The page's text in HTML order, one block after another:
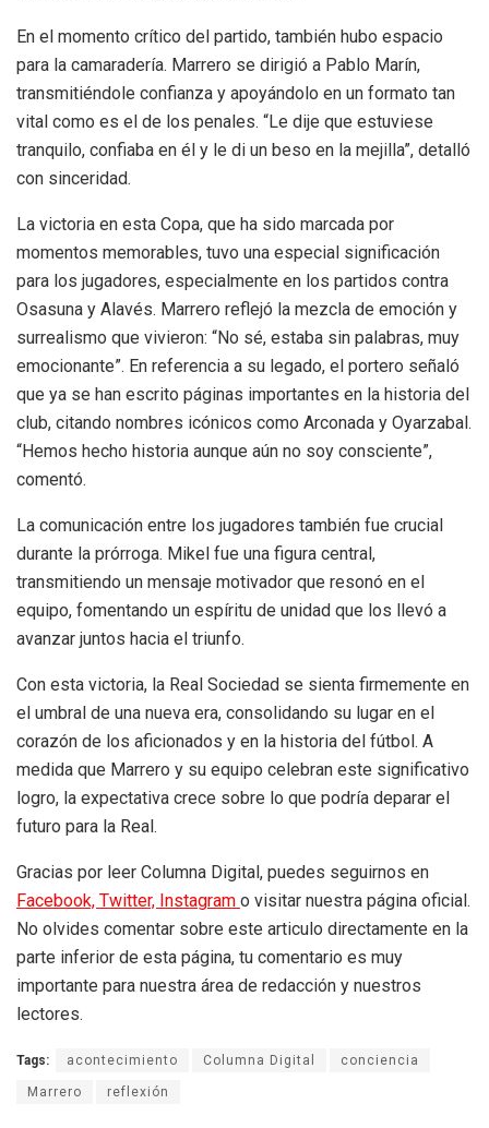
En el momento crítico del partido, también hubo espacio
para la camaradería. Marrero se dirigió a Pablo Marín,
transmitiéndole confianza y apoyándolo en un formato tan
vital como es el de los penales. “Le dije que estuviese
tranquilo, confiaba en él y le di un beso en la mejilla”, detalló
con sinceridad.
La victoria en esta Copa, que ha sido marcada por
momentos memorables, tuvo una especial significación
para los jugadores, especialmente en los partidos contra
Osasuna y Alavés. Marrero reflejó la mezcla de emoción y
surrealismo que vivieron: “No sé, estaba sin palabras, muy
emocionante”. En referencia a su legado, el portero señaló
que ya se han escrito páginas importantes en la historia del
club, citando nombres icónicos como Arconada y Oyarzabal.
“Hemos hecho historia aunque aún no soy consciente”,
comentó.
La comunicación entre los jugadores también fue crucial
durante la prórroga. Mikel fue una figura central,
transmitiendo un mensaje motivador que resonó en el
equipo, fomentando un espíritu de unidad que los llevó a
avanzar juntos hacia el triunfo.
Con esta victoria, la Real Sociedad se sienta firmemente en
el umbral de una nueva era, consolidando su lugar en el
corazón de los aficionados y en la historia del fútbol. A
medida que Marrero y su equipo celebran este significativo
logro, la expectativa crece sobre lo que podría deparar el
futuro para la Real.
Gracias por leer Columna Digital, puedes seguirnos en
Facebook, Twitter, Instagram o visitar nuestra página oficial.
No olvides comentar sobre este articulo directamente en la
parte inferior de esta página, tu comentario es muy
importante para nuestra área de redacción y nuestros
lectores.
Tags: acontecimiento Columna Digital conciencia
Marrero reflexión